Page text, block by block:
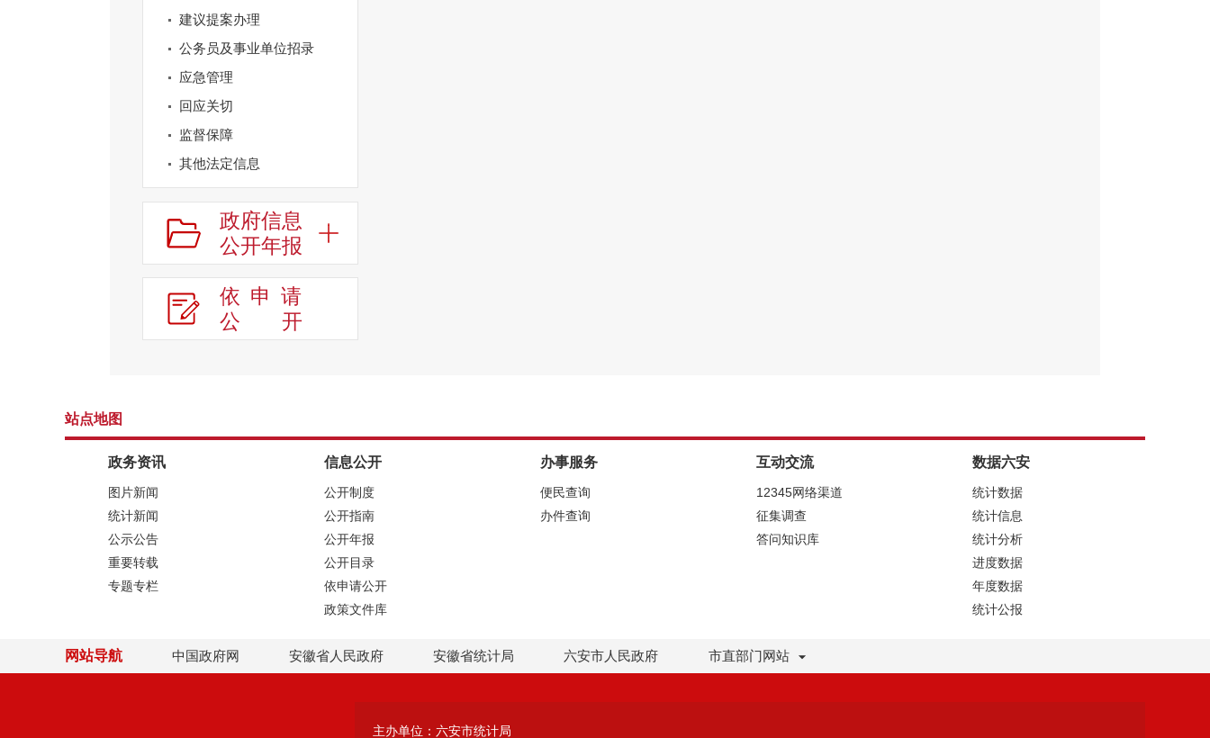
建议提案办理
公务员及事业单位招录
应急管理
回应关切
监督保障
其他法定信息
政府信息
公开年报
依申请
公
开
站点地图
政务资讯
图片新闻
统计新闻
公示公告
重要转载
专题专栏
信息公开
公开制度
公开指南
公开年报
公开目录
依申请公开
政策文件库
办事服务
便民查询
办件查询
互动交流
12345网络渠道
征集调查
答问知识库
数据六安
统计数据
统计信息
统计分析
进度数据
年度数据
统计公报
网站导航 中国政府网 安徽省人民政府 安徽省统计局 六安市人民政府 市直部门网站
主办单位：六安市统计局